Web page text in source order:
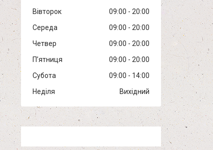
Вівторок
09:00
20:00
Середа
09:00
20:00
Четвер
09:00
20:00
Пʼятниця
09:00
20:00
Субота
09:00
14:00
Неділя
Вихідний